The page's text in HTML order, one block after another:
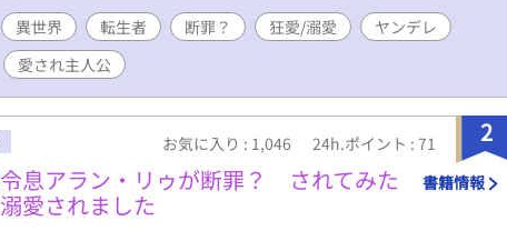
異世界 転生者 断罪？ 狂愛/溺愛
ヤンデレ
愛され主人公
2
お気に入り : 1,046 24h.ポイント : 71
息アラン・リゥが断罪？ されてみた
愛されました
書籍情報